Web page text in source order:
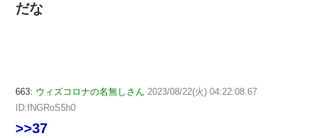
だな
663: ウィズコロナの名無しさん 2023/08/22(火) 04:22:08.67
ID:fNGRoS5h0
>>37